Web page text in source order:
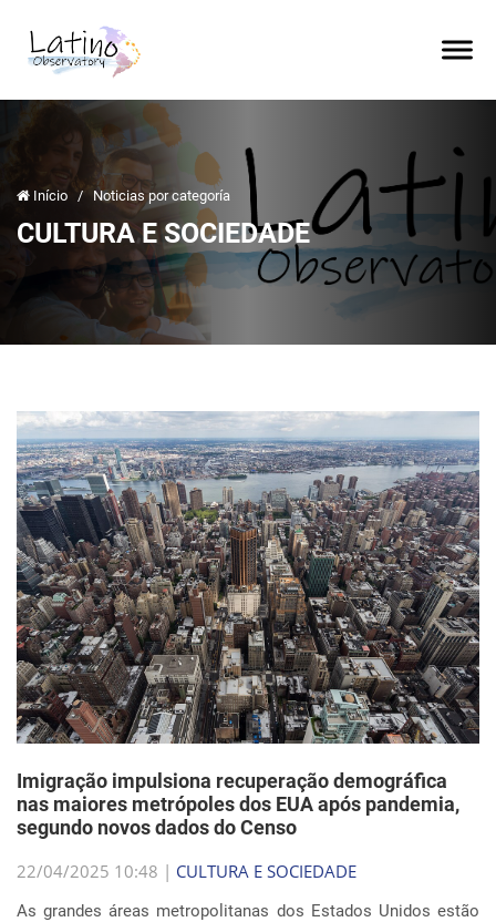
Início / Noticias por categoría
CULTURA E SOCIEDADE
Imigração impulsiona recuperação demográfica
nas maiores metrópoles dos EUA após pandemia,
segundo novos dados do Censo
22/04/2025 10:48 | CULTURA E SOCIEDADE
As grandes áreas metropolitanas dos Estados Unidos estão